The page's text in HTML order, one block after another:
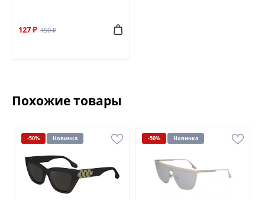
127 ₽ 150 ₽
Похожие товары
-50% Новинка -50% Новинка